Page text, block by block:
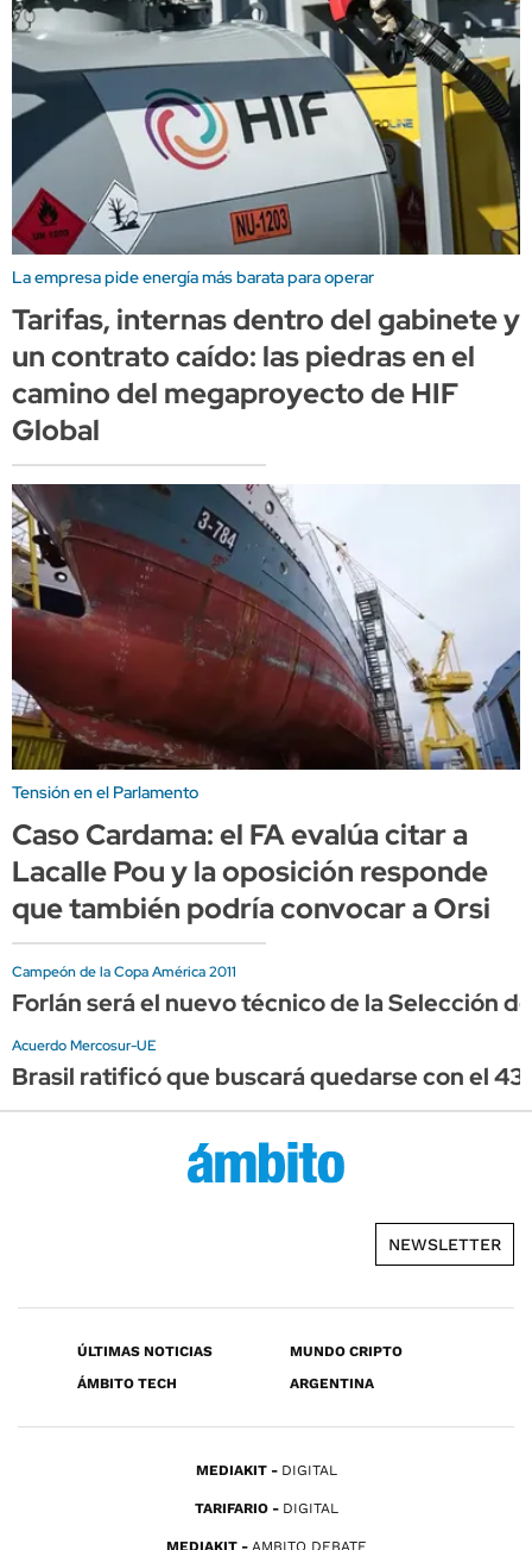
La empresa pide energía más barata para operar
Tarifas, internas dentro del gabinete y
un contrato caído: las piedras en el
camino del megaproyecto de HIF
Global
Tensión en el Parlamento
Caso Cardama: el FA evalúa citar a
Lacalle Pou y la oposición responde
que también podría convocar a Orsi
Campeón de la Copa América 2011
Forlán será el nuevo técnico de la Selección
Acuerdo Mercosur-UE
Brasil ratificó que buscará quedarse con el
NEWSLETTER
ÚLTIMAS NOTICIAS
MUNDO CRIPTO
ÁMBITO TECH
ARGENTINA
MEDIAKIT DIGITAL
TARIFARIO DIGITAL
MEDIAKIT AMBITO DEBATE